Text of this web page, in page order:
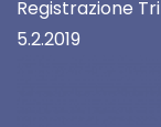
Registrazione
5.2.2019